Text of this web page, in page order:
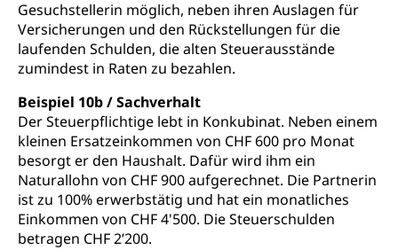
Gesuchstellerin möglich, neben ihren Auslagen für
Versicherungen und den Rückstellungen für die
laufenden Schulden, die alten Steuerausstände
zumindest in Raten zu bezahlen.
Beispiel 10b / Sachverhalt
Der Steuerpflichtige lebt in Konkubinat. Neben einem
kleinen Ersatzeinkommen von CHF 600 pro Monat
besorgt er den Haushalt. Dafür wird ihm ein
Naturallohn von CHF 900 aufgerechnet. Die Partnerin
ist zu 100% erwerbstätig und hat ein monatliches
Einkommen von CHF 4'500. Die Steuerschulden
betragen CHF 2’200.